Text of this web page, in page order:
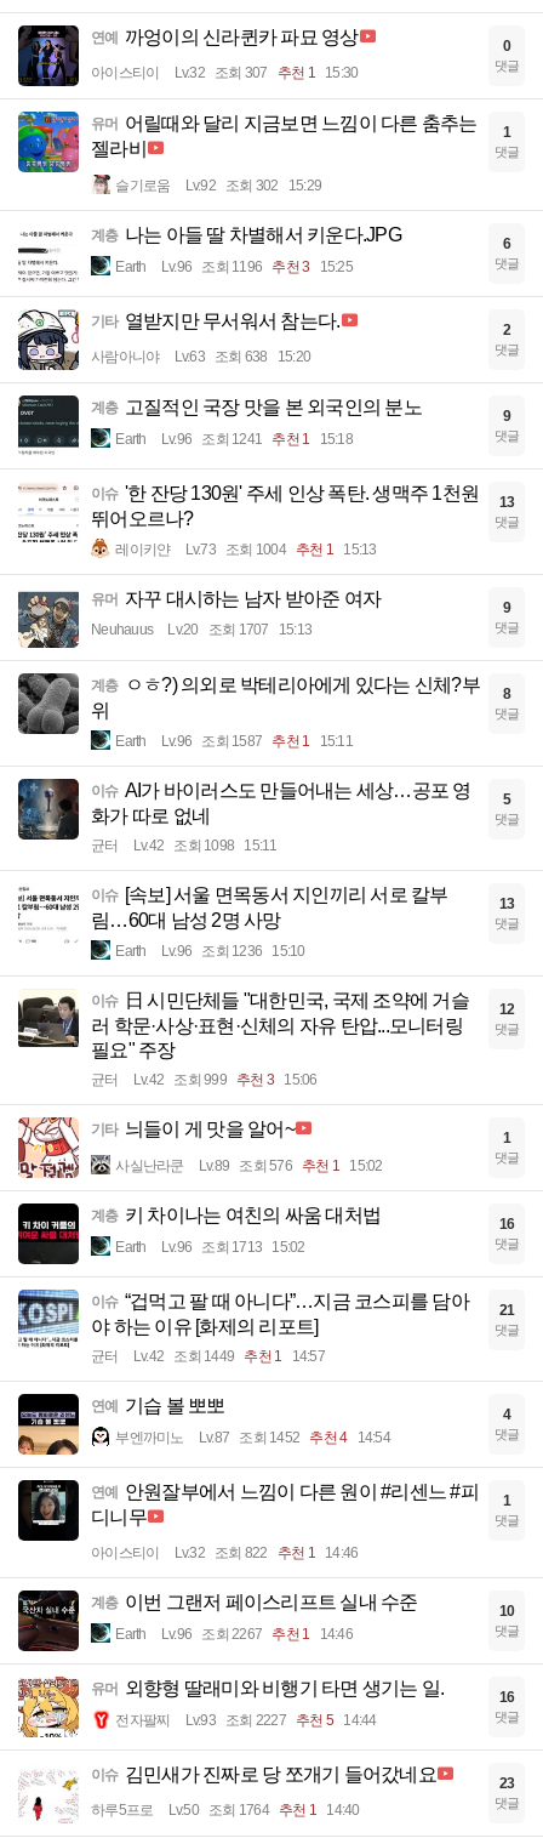
연예 까엉이의 신라퀸카 파묘 영상
아이스티이 Lv.32 조회 307 추천 1 15:30
0
댓글
유머 어릴때와 달리 지금보면 느낌이 다른 춤추는
젤라비
슬기로움 Lv.92 조회 302 15:29
1
댓글
계층 나는 아들 딸 차별해서 키운다.JPG
Earth Lv.96 조회 1196 추천 3 15:25
6
댓글
기타 열받지만 무서워서 참는다.
사람아니야 Lv.63 조회 638 15:20
2
댓글
계층 고질적인 국장 맛을 본 외국인의 분노
Earth Lv.96 조회 1241 추천 1 15:18
9
댓글
이슈 '한 잔당 130원' 주세 인상 폭탄. 생맥주 1천원
뛰어오르나?
레이키얀 Lv.73 조회 1004 추천 1 15:13
13
댓글
유머 자꾸 대시하는 남자 받아준 여자
Neuhauus Lv.20 조회 1707 15:13
9
댓글
계층
ㅇㅎ?) 의외로 박테리아에게 있다는 신체?부
위
Earth Lv.96 조회 1587 추천 1 15:11
8
댓글
이슈 AI가 바이러스도 만들어내는 세상…공포 영
화가 따로 없네
균터 Lv.42 조회 1098 15:11
5
댓글
이슈 [속보] 서울 면목동서 지인끼리 서로 칼부
림…60대 남성 2명 사망
Earth Lv.96 조회 1236 15:10
13
댓글
이슈
日 시민단체들 "대한민국, 국제 조약에 거슬
러 학문·사상·표현·신체의 자유 탄압...모니터링
필요" 주장
균터 Lv.42 조회 999 추천 3 15:06
12
댓글
기타 늬들이 게 맛을 알어~
사실난라쿤 Lv.89 조회 576 추천 1 15:02
1
댓글
계층 키 차이나는 여친의 싸움 대처법
Earth Lv.96 조회 1713 15:02
16
댓글
이슈 “겁먹고 팔 때 아니다”…지금 코스피를 담아
야 하는 이유 [화제의 리포트]
균터 Lv.42 조회 1449 추천 1 14:57
21
댓글
연예 기습 볼 뽀뽀
부엔까미노 Lv.87 조회 1452 추천 4 14:54
4
댓글
연예
안원잘부에서 느낌이 다른 원이 #리센느 #피
디니무
아이스티이 Lv.32 조회 822 추천 1 14:46
1
댓글
계층 이번 그랜저 페이스리프트 실내 수준
Earth Lv.96 조회 2267 추천 1 14:46
10
댓글
유머 외향형 딸래미와 비행기 타면 생기는 일.
전자팔찌 Lv.93 조회 2227 추천 5 14:44
16
댓글
이슈 김민새가 진짜로 당 쪼개기 들어갔네요
하루5프로 Lv.50 조회 1764 추천 1 14:40
23
댓글